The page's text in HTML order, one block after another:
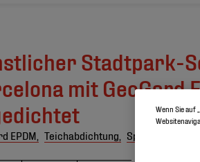
Stadtpark-
mit GeoGard
EPDM, Teichabdichtung, Spanien,
Wenn Sie auf